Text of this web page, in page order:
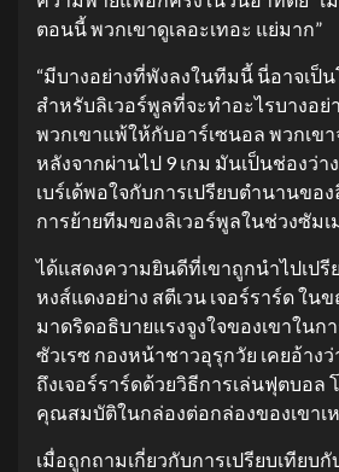
ตอนนี้ พวกเขาดูเลอะเทอะ แย่มาก”
“มีบางอย่างที่พังลงในทีมนี้ นี่อาจเป็
สำหรับลิเวอร์พูลที่จะทำอะไรบางอ
พวกเขาแพ้ให้กับอาร์เซนอล พวกเข
หลังจากผ่านไป 9 เกม มันเป็นช่องว่า
เบร์เด้พอใจกับการเปรียบตำนานขอ
การย้ายทีมของลิเวอร์พูลในช่วงซัมเ
ได้แสดงความยินดีที่เขาถูกนำไปเปรี
หงส์แดงอย่าง สตีเวน เจอร์ราร์ด ใน
มาดริดอธิบายแรงจูงใจของเขาในก
ซัวเรซ กองหน้าชาวอุรุกวัย เคยอ้างว่
ถึงเจอร์ราร์ดด้วยวิธีการเล่นฟุตบอล
คุณสมบัติในกล่องต่อกล่องของเขาเ
เมื่อถูกถามเกี่ยวกับการเปรียบเทียบกั